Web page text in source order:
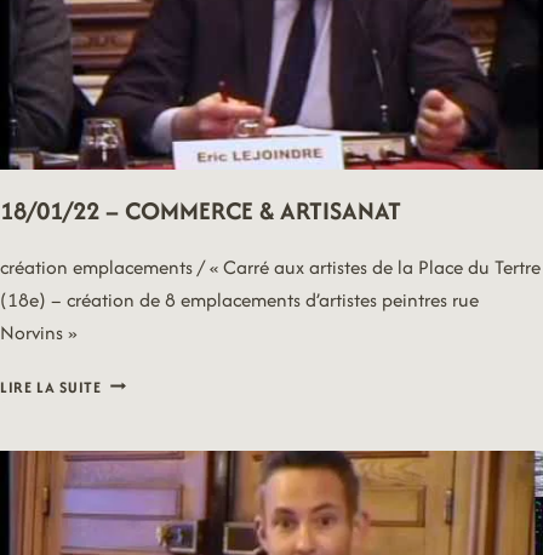
18/01/22 – COMMERCE & ARTISANAT
création emplacements / « Carré aux artistes de la Place du Tertre
(18e) – création de 8 emplacements d’artistes peintres rue
Norvins »
LIRE LA SUITE18/01/22
&
ARTISANAT